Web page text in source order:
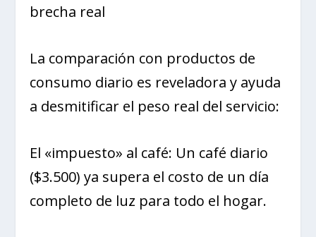
brecha real
La comparación con productos de
consumo diario es reveladora y ayuda
a desmitificar el peso real del servicio:
El «impuesto» al café: Un café diario
($3.500) ya supera el costo de un día
completo de luz para todo el hogar.